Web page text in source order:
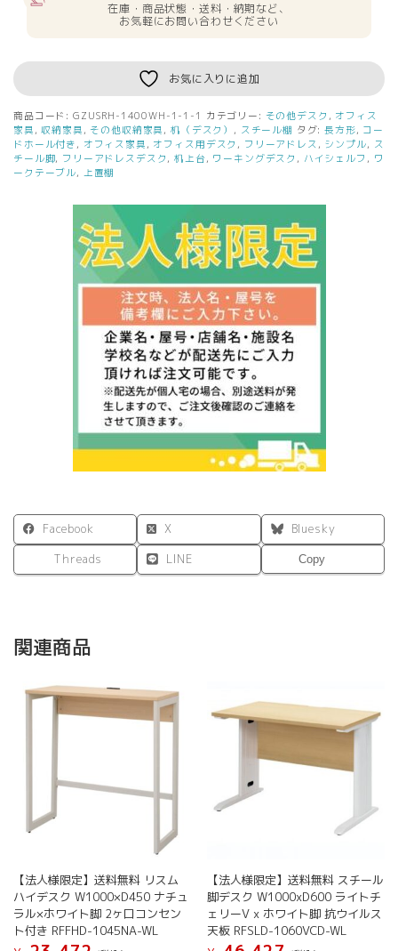
ー
キ
グ
デ
ス
ク
ー
在
庫
限
在庫・商品状態・送料・納期など、
お気軽にお問い合わせください
お気に入りに追加
商品コード: GZUSRH-1400WH-1-1-1 カテゴリー: その他デスク , オフィス
家具 ,収納家具 ,その他収納家具 ,机（デスク） , スチール棚 タグ:長方形, コー
ドホール付き , オフィス家具 , オフィス用デスク , フリーアドレス , シンプル, ス
チール脚, フリーアドレスデスク ,机上台, ワーキングデスク , ハイシェルフ , ワ
ークテーブル, 上置棚
Facebook X
Bluesky
Threads
LINE Copy
関連商品
【法人様限定】送料無料 リスム
ハイデスク W1000×D450 ナチュ
ラル×ホワイト脚 2ヶ口コンセン
ト付き RFFHD-1045NA-WL
【法人様限定】送料無料 スチール
脚デスク W1000xD600 ライトチ
ェリーV x ホワイト脚 抗ウイルス
天板 RFSLD-1060VCD-WL